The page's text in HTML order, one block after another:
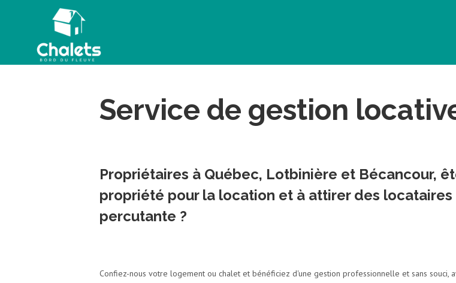
Service de gestion
Propriétaires à Québec, Lotbinière et Bécancour,
propriété pour la location et à attirer des locataires
percutante ?
Confiez-nous votre logement ou chalet et bénéficiez d'une gestion professionnelle et sans souci,